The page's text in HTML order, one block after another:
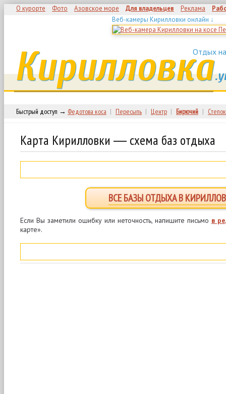
О курорте Фото Азовское море Для владельцев Реклама
Веб-камеры Кирилловки онлайн ↓
Отдых
Кирилловка
Быстрый доступ → Федотова коса | Пересыпь | Центр | Бирючий | Степок
Карта Кирилловки ― схема баз отдыха
ВСЕ БАЗЫ ОТДЫХА В
Если Вы заметили ошибку или неточность, напишите письмо в
карте».